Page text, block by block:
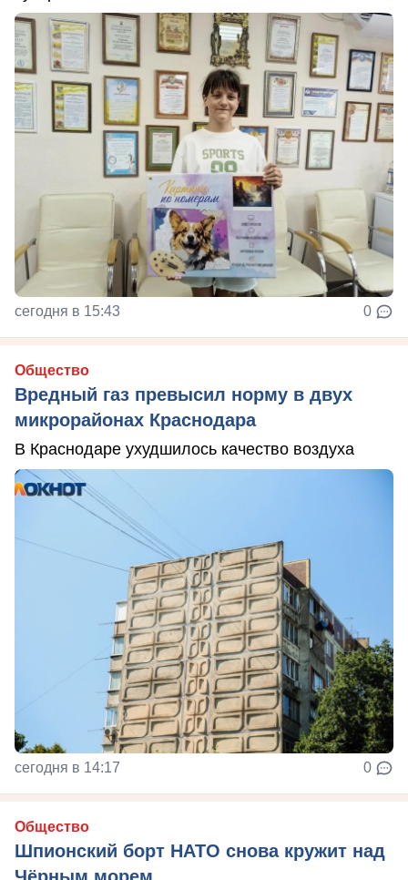
сегодня в 15:43 0
Общество
Вредный газ превысил норму в двух
микрорайонах Краснодара
В Краснодаре ухудшилось качество воздуха
сегодня в 14:17 0
Общество
Шпионский борт НАТО снова кружит над